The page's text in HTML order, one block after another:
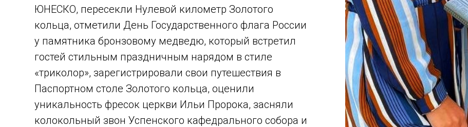
ЮНЕСКО, пересекли Нулевой километр Золотого
кольца, отметили День Государственного флага России
у памятника бронзовому медведю, который встретил
гостей стильным праздничным нарядом в стиле
«триколор», зарегистрировали свои путешествия в
Паспортном столе Золотого кольца, оценили
уникальность фресок церкви Ильи Пророка, засняли
колокольный звон Успенского кафедрального собора и